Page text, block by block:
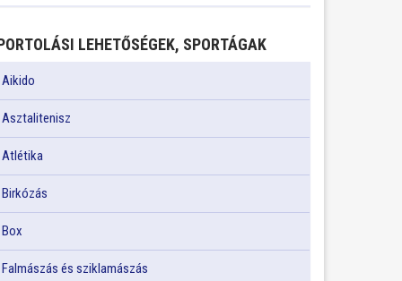
LEHETŐSÉGEK, SPORTÁGAK
Aikido
Asztalitenisz
Atlétika
Birkózás
Box
Falmászás és sziklamászás